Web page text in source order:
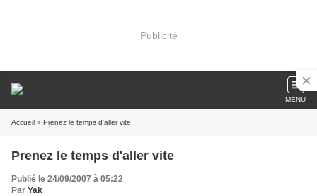
Publicité
MENU
Accueil » Prenez le temps d'aller vite
Prenez le temps d'aller vite
Publié le 24/09/2007 à 05:22
Par Yak